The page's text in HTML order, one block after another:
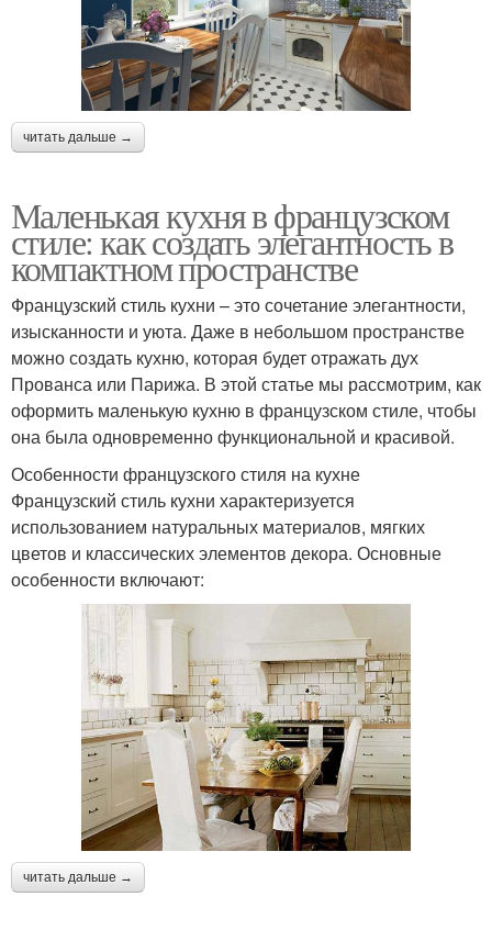
читать дальше →
Маленькая кухня в французском
стиле: как создать элегантность в
компактном пространстве
Французский стиль кухни – это сочетание элегантности,
изысканности и уюта. Даже в небольшом пространстве
можно создать кухню, которая будет отражать дух
Прованса или Парижа. В этой статье мы рассмотрим, как
оформить маленькую кухню в французском стиле, чтобы
она была одновременно функциональной и красивой.
Особенности французского стиля на кухне
Французский стиль кухни характеризуется
использованием натуральных материалов, мягких
цветов и классических элементов декора. Основные
особенности включают:
читать дальше →